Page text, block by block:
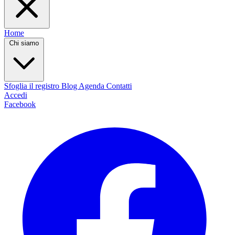
Home
Chi siamo
Sfoglia il registro Blog Agenda Contatti
Accedi
Facebook